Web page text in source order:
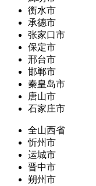
衡水市
承德市
张家口市
保定市
邢台市
邯郸市
秦皇岛市
唐山市
石家庄市
全山西省
忻州市
运城市
晋中市
朔州市